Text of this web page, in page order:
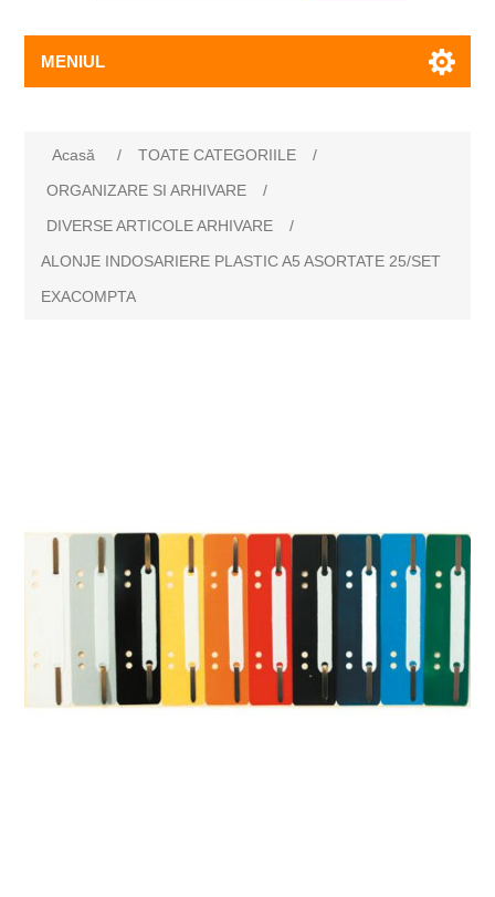
MENIUL
Acasă / TOATE CATEGORIILE
/
ORGANIZARE SI ARHIVARE
/
DIVERSE ARTICOLE ARHIVARE
/
ALONJE INDOSARIERE PLASTIC A5 ASORTATE 25/SET
EXACOMPTA